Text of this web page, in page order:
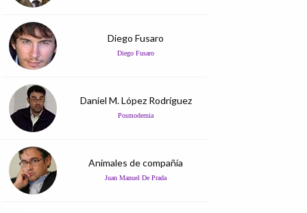
Diego Fusaro
Diego Fusaro
Daniel M. López Rodríguez
Posmodernia
Animales de compañía
Juan Manuel De Prada